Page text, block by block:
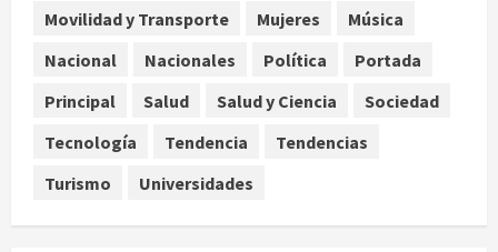
tres veces fondos internacionales y
sigue sin concretarse
Movilidad y Transporte
Mujeres
Música
Nacional
Nacionales Política
Portada
Principal
Salud Salud y Ciencia
Sociedad
Tecnología
Tendencia
Tendencias
Turismo
Universidades